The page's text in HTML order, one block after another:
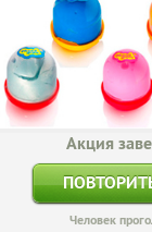
Акция
Человек